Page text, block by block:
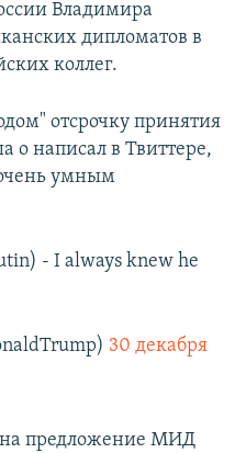
Владимира
дипломатов в
коллег.
отсрочку принятия
о написал в Твиттере,
умным
- I always knew he
30 декабря
на предложение МИД